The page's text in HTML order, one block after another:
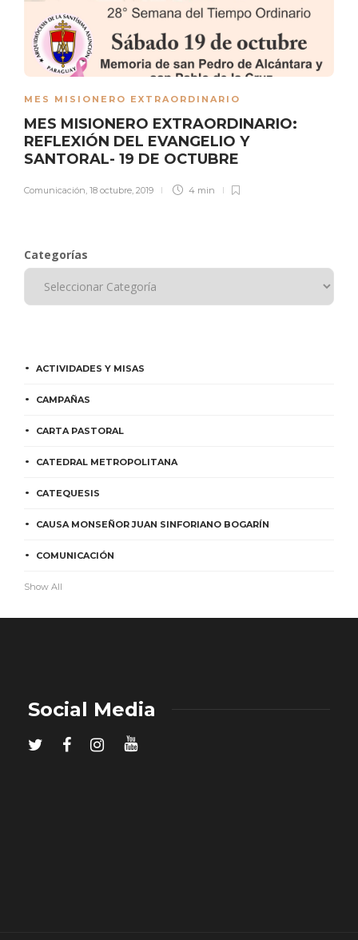
MES MISIONERO EXTRAORDINARIO
MES MISIONERO EXTRAORDINARIO:
REFLEXIÓN DEL EVANGELIO Y
SANTORAL- 19 DE OCTUBRE
Comunicación 18 octubre, 2019 4 min
Categorías
ACTIVIDADES Y MISAS
CAMPAÑAS
CARTA PASTORAL
CATEDRAL METROPOLITANA
CATEQUESIS
CAUSA MONSEÑOR JUAN SINFORIANO BOGARÍN
COMUNICACIÓN
Show All
Social Media